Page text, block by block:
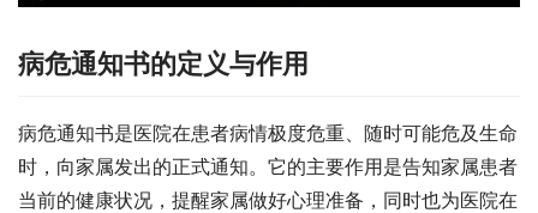
病危通知书的定义与作用
病危通知书是医院在患者病情极度危重、随时可能危及生命
时，向家属发出的正式通知。它的主要作用是告知家属患者
当前的健康状况，提醒家属做好心理准备，同时也为医院在